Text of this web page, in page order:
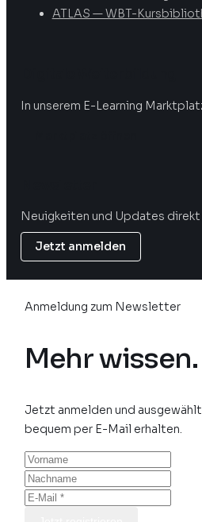
ATLAS — WBT-
In unserem E-Learning
Neuigkeiten und Updates direkt
Jetzt anmelden
Anmeldung zum Newsletter
Mehr
Jetzt anmelden und
bequem per E-Mail erhalten.